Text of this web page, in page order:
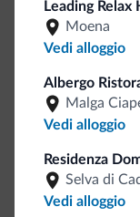
Leading
Moena
Vedi alloggio
Albergo
Malga
Vedi alloggio
Residenza
Selva di
Vedi alloggio
Ce l'avete chiesto
Dolomiti.it!